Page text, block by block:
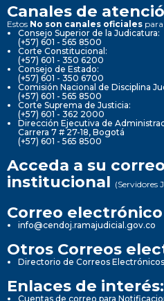
Canales de
Estos No son canales oficiales
Consejo Superior de la Judicatura:
(+57) 601 - 565 8500
Corte Constitucional:
(+57) 601 - 350 6200
Consejo de Estado:
(+57) 601 - 350 6700
Comisión Nacional de Disciplina
(+57) 601 - 565 8500
Corte Suprema de Justicia:
(+57) 601 - 362 2000
Dirección Ejecutiva de
Carrera 7 # 27-18, Bogotá
(+57) 601 - 565 8500
Acceda a su
institucional (Servidores
Correo
info@cendoj.ramajudicial.gov.co
Otros Correos
Directorio de Correos
Enlaces de interés:
Cuentas de correo para